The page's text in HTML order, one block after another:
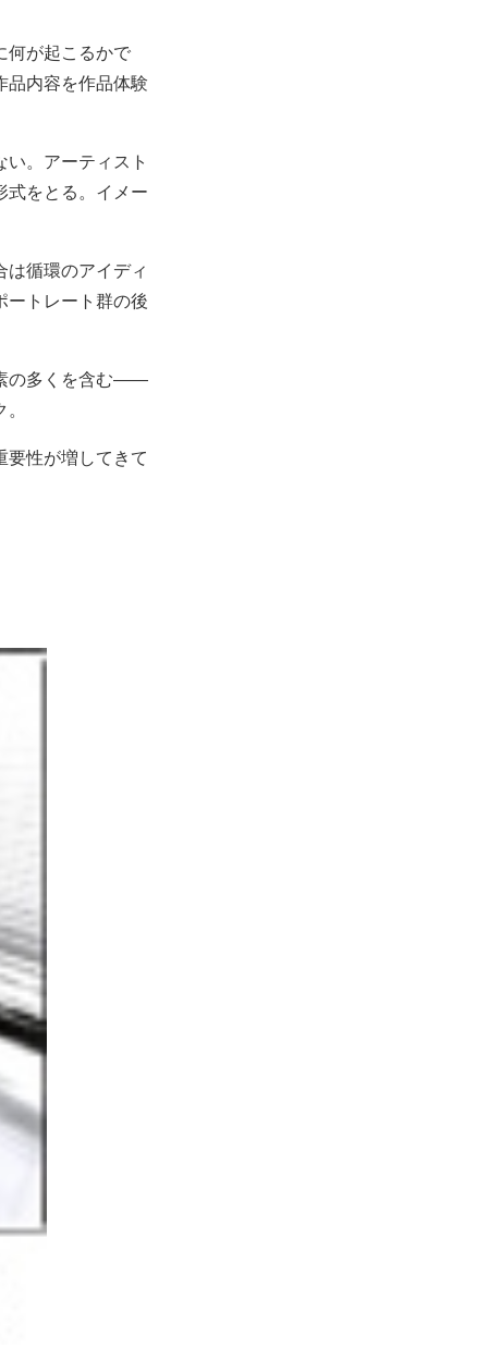
何が起こるかで
品内容を作品体験
。アーティスト
式をとる。イメー
は循環のアイディ
ートレート群の後
の多くを含む――
要性が増してきて